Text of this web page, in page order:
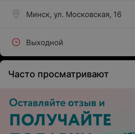
Минск, ул. Московская, 16
Выходной
Часто просматривают